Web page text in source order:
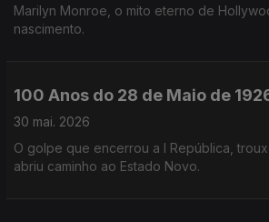
Marilyn Monroe, o mito eterno de
nascimento.
100 Anos do 28 de Maio de
30 mai. 2026
O golpe que encerrou a I República,
abriu caminho ao Estado Novo.